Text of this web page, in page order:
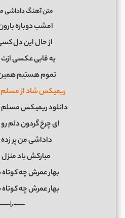
متن آهنگ داداشی
امشب دوباره
از حال این دل
یه قابی عکسی ازت
تموم هستیم همین
ریمیکس شاد از
دانلود ریمیکس مسلم
ای چرخ گردون دلم
داداشی من پر
مبارکش باد
بهار عمرش چه
بهار عمرش چه